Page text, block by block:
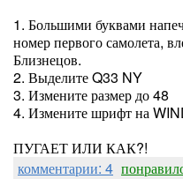
1. Большими буквами
номер первого самолета,
Близнецов.
2. Выделите Q33 NY
3. Измените размер до 48
4. Измените шрифт на
ПУГАЕТ ИЛИ КАК?!
комментарии: 4